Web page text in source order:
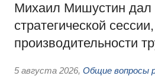
Михаил Мишустин дал
стратегической
производительности
5 августа 2026, Общие вопросы